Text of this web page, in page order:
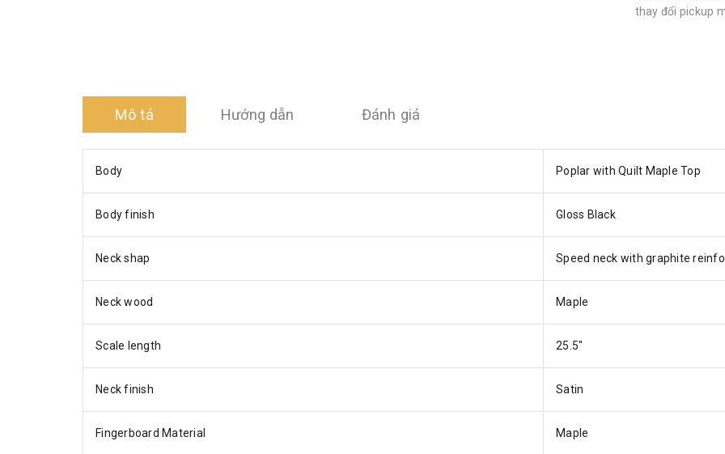
thay đổi pickup
Mô tả Hướng dẫn Đánh giá
Body Poplar with Quilt Maple Top
Body finish Gloss Black
Neck shap Speed neck with graphite
Neck wood Maple
Scale length 25.5"
Neck finish Satin
Fingerboard Material Maple